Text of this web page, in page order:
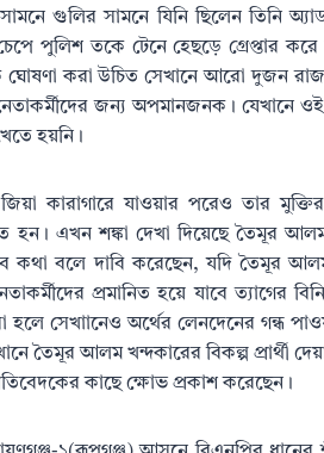
গুলির সামনে যিনি ছিলেন তিনি
পুলিশ তকে টেনে হেছড়ে গ্রেপ্তার
করা উচিত সেখানে আরো দুজন
জন্য অপমানজনক। যেখানে
হয়নি।
কারাগারে যাওয়ার পরেও তার
হন। এখন শঙ্কা দেখা দিয়েছে তৈমূর
কথা বলে দাবি করেছেন, যদি তৈমূর
প্রমানিত হয়ে যাবে
সেখাানেও অর্থের লেনদেনের গন্ধ
তৈমূর আলম খন্দকারের বিকল্প প্রার্থী
কাছে ক্ষোভ প্রকাশ করেছেন।